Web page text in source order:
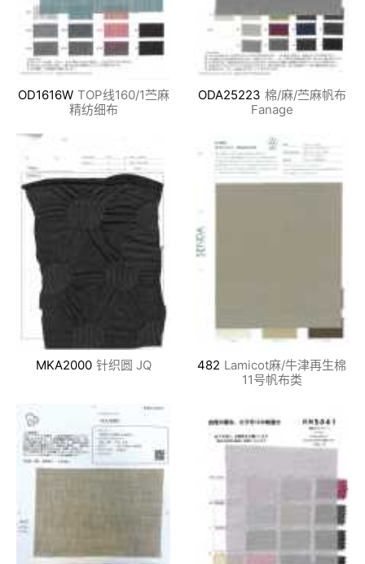
OD1616W TOP线160/1苎麻
精纺细布
ODA25223 棉/麻/苎麻帆布
Fanage
MKA2000 针织圆 JQ 482 Lamicot麻/牛津再生棉
11号帆布类